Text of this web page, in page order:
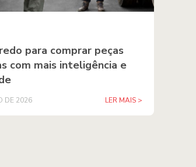
para comprar peças
com mais inteligência e
DE 2026 LER MAIS >